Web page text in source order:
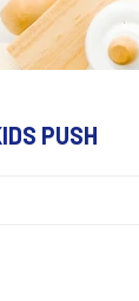
PUSH